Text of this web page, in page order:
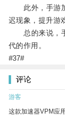
此外，手游加
迟现象，提升游
总的来说，手
代的作用。
#37#
评论
游客
这款加速器VPM应